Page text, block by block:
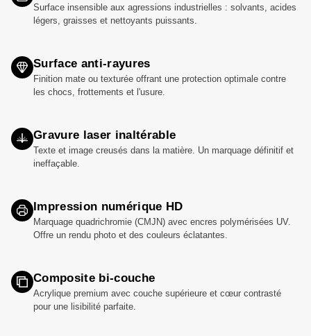
Surface insensible aux agressions industrielles : solvants, acides
légers, graisses et nettoyants puissants.
Surface anti-rayures
Finition mate ou texturée offrant une protection optimale contre
les chocs, frottements et l'usure.
Gravure laser inaltérable
Texte et image creusés dans la matière. Un marquage définitif et
ineffaçable.
Impression numérique HD
Marquage quadrichromie (CMJN) avec encres polymérisées UV.
Offre un rendu photo et des couleurs éclatantes.
Composite bi-couche
Acrylique premium avec couche supérieure et cœur contrasté
pour une lisibilité parfaite.